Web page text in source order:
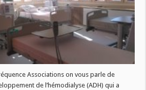
Associations on vous parle de
de l’hémodialyse (ADH) qui a